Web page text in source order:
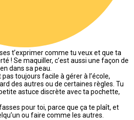
t’exprimer comme tu veux et que ta
! Se maquiller, c’est aussi une façon de
dans sa peau.
pas toujours facile à gérer à l’école,
des autres ou de certaines règles. Tu
astuce discrète avec ta pochette,
pour toi, parce que ça te plaît, et
ou faire comme les autres.